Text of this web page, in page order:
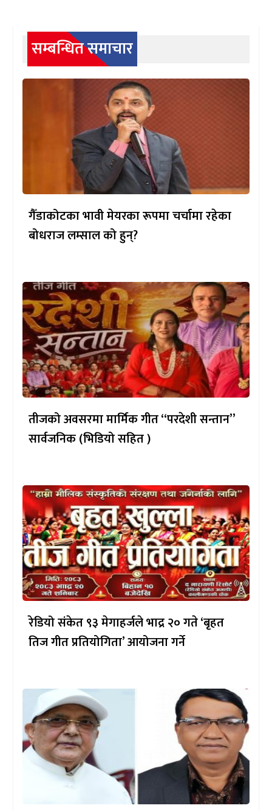
सम्बन्धित समाचार
गैँडाकोटका भावी मेयरका रूपमा चर्चामा रहेका
बोधराज लम्साल को हुन्?
तीजको अवसरमा मार्मिक गीत “परदेशी सन्तान”
सार्वजनिक (भिडियो सहित )
रेडियो संकेत ९३ मेगाहर्जले भाद्र २० गते ‘बृहत
तिज गीत प्रतियोगिता’ आयोजना गर्ने